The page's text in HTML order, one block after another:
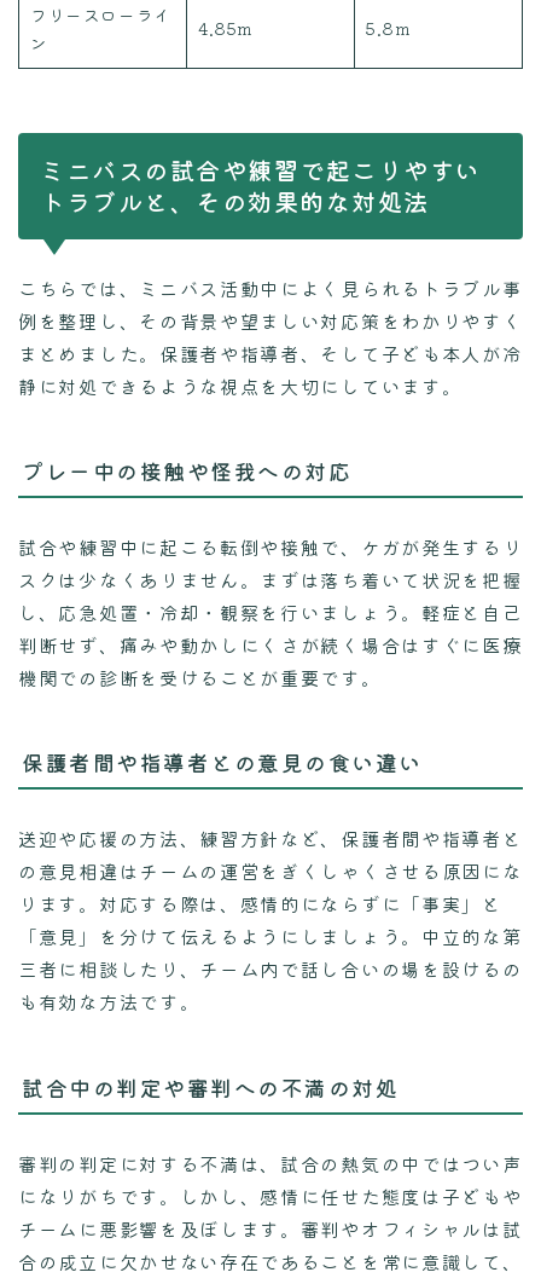
フリースローライ
ン
4.85m 5.8m
ミニバスの試合や練習で起こりやすい
トラブルと、その効果的な対処法
こちらでは、ミニバス活動中によく見られるトラブル事
例を整理し、その背景や望ましい対応策をわかりやすく
まとめました。保護者や指導者、そして子ども本人が冷
静に対処できるような視点を大切にしています。
プレー中の接触や怪我への対応
試合や練習中に起こる転倒や接触で、ケガが発生するリ
スクは少なくありません。まずは落ち着いて状況を把握
し、応急処置・冷却・観察を行いましょう。軽症と自己
判断せず、痛みや動かしにくさが続く場合はすぐに医療
機関での診断を受けることが重要です。
保護者間や指導者との意見の食い違い
送迎や応援の方法、練習方針など、保護者間や指導者と
の意見相違はチームの運営をぎくしゃくさせる原因にな
ります。対応する際は、感情的にならずに「事実」と
「意見」を分けて伝えるようにしましょう。中立的な第
三者に相談したり、チーム内で話し合いの場を設けるの
も有効な方法です。
試合中の判定や審判への不満の対処
審判の判定に対する不満は、試合の熱気の中ではつい声
になりがちです。しかし、感情に任せた態度は子どもや
チームに悪影響を及ぼします。審判やオフィシャルは試
合の成立に欠かせない存在であることを常に意識して、